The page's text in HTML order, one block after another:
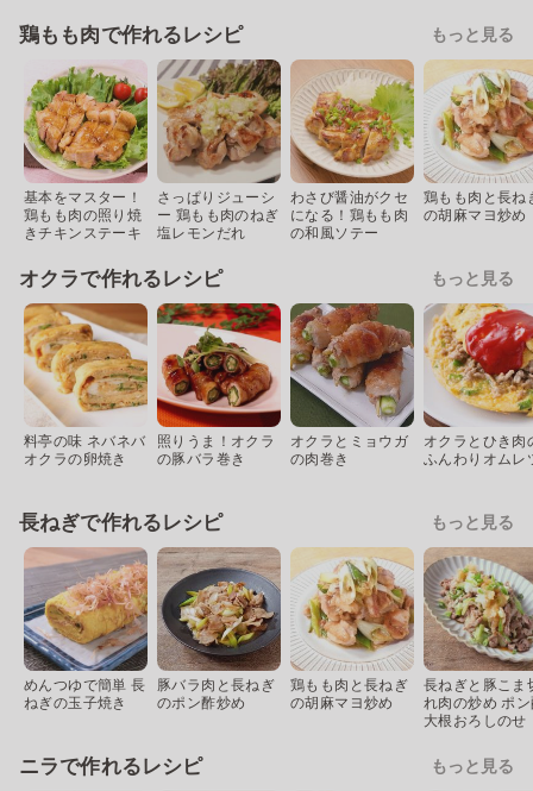
鶏もも肉で作れるレシピ もっと見る
基本をマスター！
鶏もも肉の照り焼
きチキンステーキ
さっぱりジューシ
ー 鶏もも肉のねぎ
塩レモンだれ
わさび醤油がクセ
になる！鶏もも肉
の和風ソテー
鶏もも肉と長ね
の胡麻マヨ炒め
オクラで作れるレシピ もっと見る
料亭の味 ネバネバ
オクラの卵焼き
照りうま！オクラ
の豚バラ巻き
オクラとミョウガ
の肉巻き
オクラとひき肉
ふんわりオムレ
長ねぎで作れるレシピ もっと見る
めんつゆで簡単 長
ねぎの玉子焼き
豚バラ肉と長ねぎ
のポン酢炒め
鶏もも肉と長ねぎ
の胡麻マヨ炒め
長ねぎと豚こま
れ肉の炒め ポ
大根おろしのせ
ニラで作れるレシピ もっと見る